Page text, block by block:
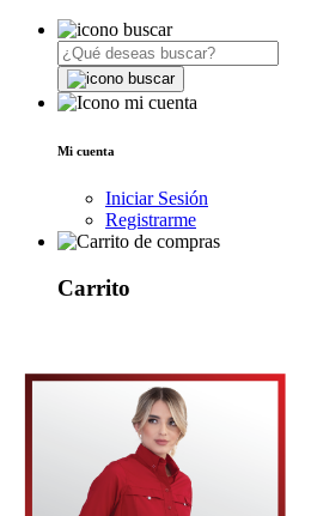
Mi cuenta
Iniciar Sesión
Registrarme
Carrito